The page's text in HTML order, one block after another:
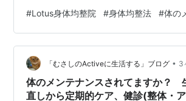
後も月に一度のメンテナンスをおすすめ
ます。 その理由のひとつは、身体に触れ
は気づいていなかった変化に気づけるこ
す。 月に一度、自分の身体と向き合う時
気づく 私の母の話です。母は血圧が高め
測っています。 ある日の午後、母がこ…
#Lotus身体均整院 #身体均整法 #体の
「むさしのActiveに生活する」ブログ • 3
体のメンテナンスされてますか？
直しから定期的ケア、健診(整体・